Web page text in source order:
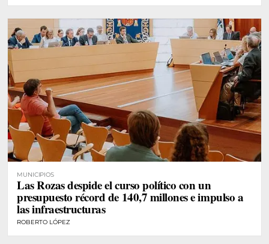
MUNICIPIOS
Las Rozas despide el curso político con un
presupuesto récord de 140,7 millones e impulso a
las infraestructuras
ROBERTO LÓPEZ